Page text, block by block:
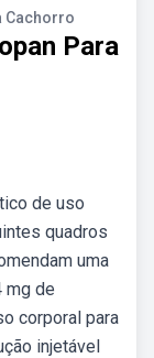
Cachorro
Para
de uso
quadros
uma
mg de
corporal para
injetável